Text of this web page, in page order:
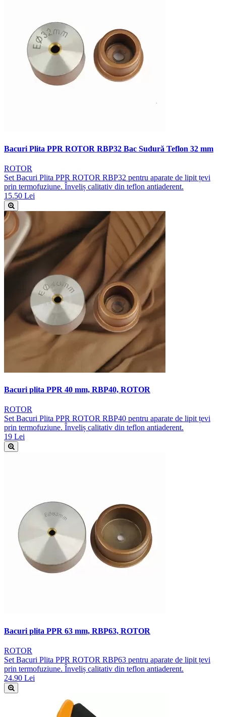
Bacuri Plita PPR ROTOR RBP32 Bac Sudură Teflon 32 mm
ROTOR
Set Bacuri Plita PPR ROTOR RBP32 pentru aparate de lipit țevi
prin termofuziune. Înveliș calitativ din teflon antiaderent.
15.50 Lei
Bacuri plita PPR 40 mm, RBP40, ROTOR
ROTOR
Set Bacuri Plita PPR ROTOR RBP40 pentru aparate de lipit țevi
prin termofuziune. Înveliș calitativ din teflon antiaderent.
19 Lei
Bacuri plita PPR 63 mm, RBP63, ROTOR
ROTOR
Set Bacuri Plita PPR ROTOR RBP63 pentru aparate de lipit țevi
prin termofuziune. Înveliș calitativ din teflon antiaderent.
24.90 Lei